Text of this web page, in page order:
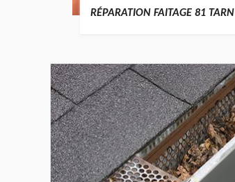
RÉPARATION FAITAGE 81 TARN